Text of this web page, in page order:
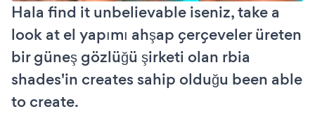
Hala find it unbelievable iseniz, take a
look at el yapımı ahşap çerçeveler üreten
bir güneş gözlüğü şirketi olan rbia
shades'in creates sahip olduğu been able
to create.